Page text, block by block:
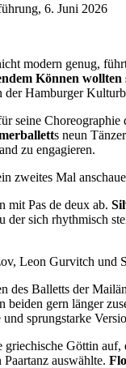
6. Juni 2026
modern genug,
Können
Hamburger
seine
s neun
zu engagieren.
zweites Mal
mit Pas de deux ab.
der sich rhythmisch
Leon Gurvitch und
des Balletts der
beiden gern länger
sprungstarke
griechische Göttin auf,
auswählte.